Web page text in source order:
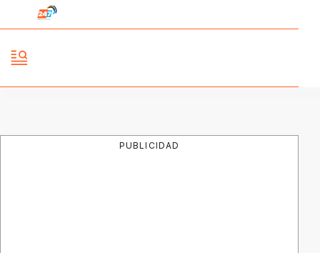
PUBLICIDAD